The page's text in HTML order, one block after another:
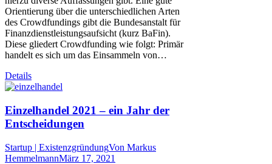
Orientierung über die unterschiedlichen Arten
des Crowdfundings gibt die Bundesanstalt für
Finanzdienstleistungsaufsicht (kurz BaFin).
Diese gliedert Crowdfunding wie folgt: Primär
handelt es sich um das Einsammeln von…
Details
Einzelhandel 2021 – ein Jahr der
Entscheidungen
Startup | ExistenzgründungVon Markus
HemmelmannMärz 17, 2021